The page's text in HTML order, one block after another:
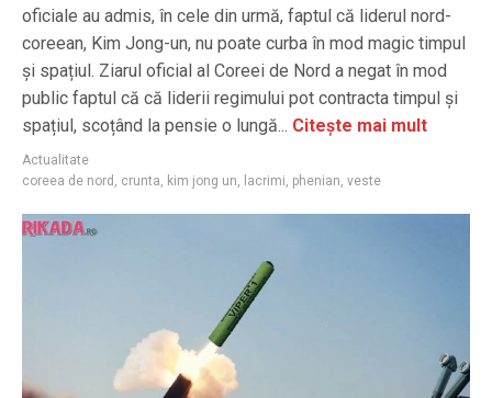
oficiale au admis, în cele din urmă, faptul că liderul nord-
coreean, Kim Jong-un, nu poate curba în mod magic timpul
și spațiul. Ziarul oficial al Coreei de Nord a negat în mod
public faptul că că liderii regimului pot contracta timpul și
spațiul, scoțând la pensie o lungă... Citește mai mult
Actualitate
coreea de nord , crunta, kim jong un, lacrimi, phenian, veste